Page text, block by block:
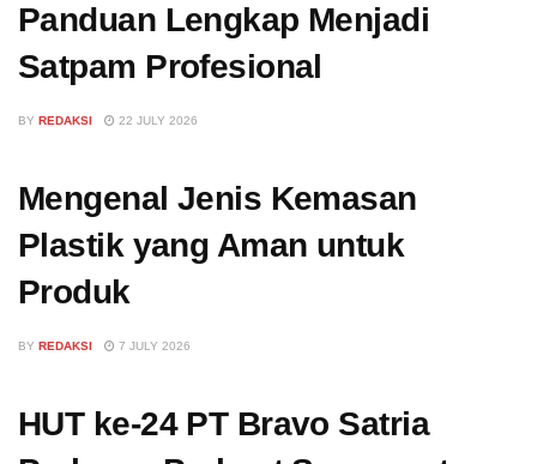
Panduan Lengkap Menjadi
Satpam Profesional
BY REDAKSI 22 JULY 2026
Mengenal Jenis Kemasan
Plastik yang Aman untuk
Produk
BY REDAKSI 7 JULY 2026
HUT ke-24 PT Bravo Satria